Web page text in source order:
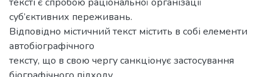
суб’єктивних переживань.
Відповідно містичний текст містить в собі елементи
автобіографічного
тексту, що в свою чергу санкціонує застосування